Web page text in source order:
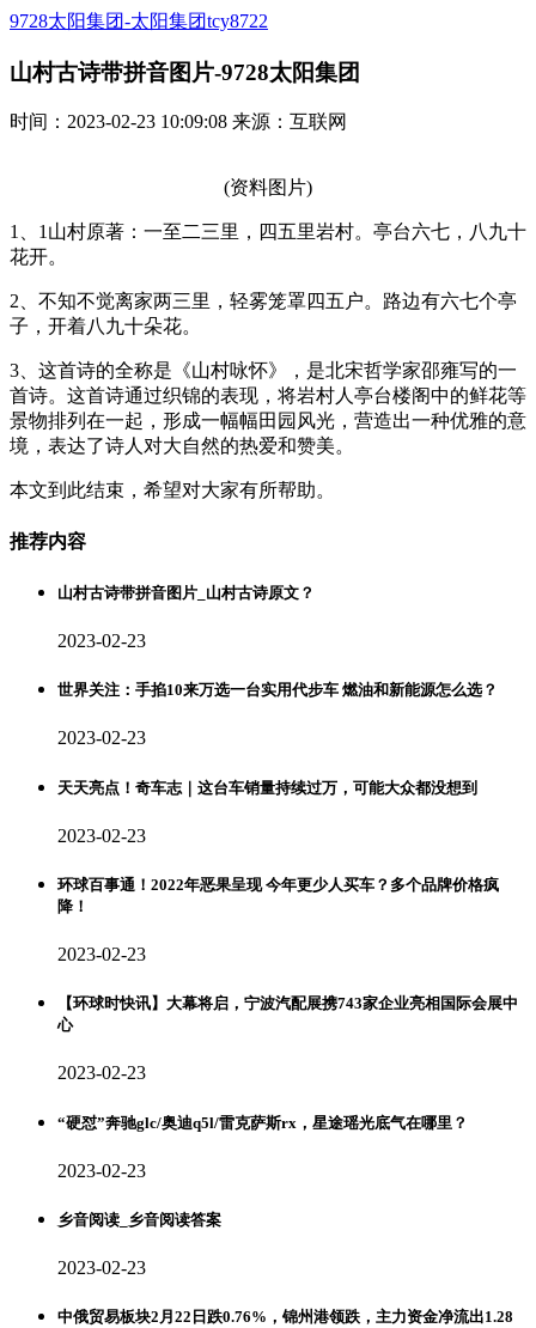
9728太阳集团-太阳集团tcy8722
山村古诗带拼音图片-9728太阳集团
时间：2023-02-23 10:09:08 来源：互联网
(资料图片)
1、1山村原著：一至二三里，四五里岩村。亭台六七，八九十
花开。
2、不知不觉离家两三里，轻雾笼罩四五户。路边有六七个亭
子，开着八九十朵花。
3、这首诗的全称是《山村咏怀》，是北宋哲学家邵雍写的一
首诗。这首诗通过织锦的表现，将岩村人亭台楼阁中的鲜花等
景物排列在一起，形成一幅幅田园风光，营造出一种优雅的意
境，表达了诗人对大自然的热爱和赞美。
本文到此结束，希望对大家有所帮助。
推荐内容
山村古诗带拼音图片_山村古诗原文？
2023-02-23
世界关注：手掐10来万选一台实用代步车 燃油和新能源怎么选？
2023-02-23
天天亮点！奇车志｜这台车销量持续过万，可能大众都没想到
2023-02-23
环球百事通！2022年恶果呈现 今年更少人买车？多个品牌价格疯
降！
2023-02-23
【环球时快讯】大幕将启，宁波汽配展携743家企业亮相国际会展中
心
2023-02-23
“硬怼”奔驰glc/奥迪q5l/雷克萨斯rx，星途瑶光底气在哪里？
2023-02-23
乡音阅读_乡音阅读答案
2023-02-23
中俄贸易板块2月22日跌0.76%，锦州港领跌，主力资金净流出1.28